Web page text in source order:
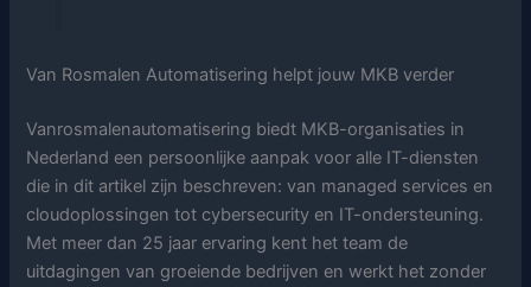
Van Rosmalen Automatisering helpt jouw MKB verder
Vanrosmalenautomatisering biedt MKB-organisaties in
Nederland een persoonlijke aanpak voor alle IT-diensten
die in dit artikel zijn beschreven: van managed services en
cloudoplossingen tot cybersecurity en IT-ondersteuning.
Met meer dan 25 jaar ervaring kent het team de
uitdagingen van groeiende bedrijven en werkt het zonder